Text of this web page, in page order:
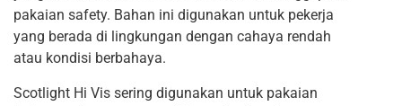
pakaian safety. Bahan ini digunakan untuk pekerja
yang berada di lingkungan dengan cahaya rendah
atau kondisi berbahaya.
Scotlight Hi Vis sering digunakan untuk pakaian